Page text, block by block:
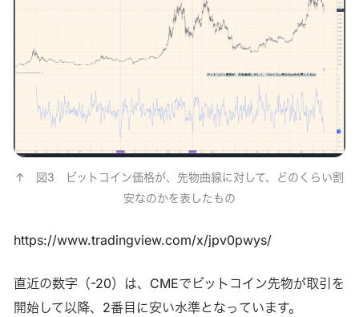
↑　図3　ビットコイン価格が、先物曲線に対して、どのくらい割
安なのかを表したもの
https://www.tradingview.com/x/jpv0pwys/
直近の数字（-20）は、CMEでビットコイン先物が取引を
開始して以降、2番目に安い水準となっています。